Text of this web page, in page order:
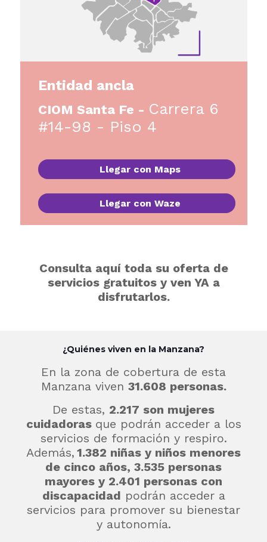
Entidad ancla
CIOM Santa Fe - Carrera 6
#14-98 - Piso 4
Llegar con Maps
Llegar con Waze
Consulta aquí toda su oferta de
servicios gratuitos y ven YA a
disfrutarlos.
¿Quiénes viven en la Manzana?
En la zona de cobertura de esta
Manzana viven 31.608 personas.
De estas, 2.217 son mujeres
cuidadoras que podrán acceder a los
servicios de formación y respiro.
Además, 1.382 niñas y niños menores
de cinco años, 3.535 personas
mayores y 2.401 personas con
discapacidad podrán acceder a
servicios para promover su bienestar
y autonomía.